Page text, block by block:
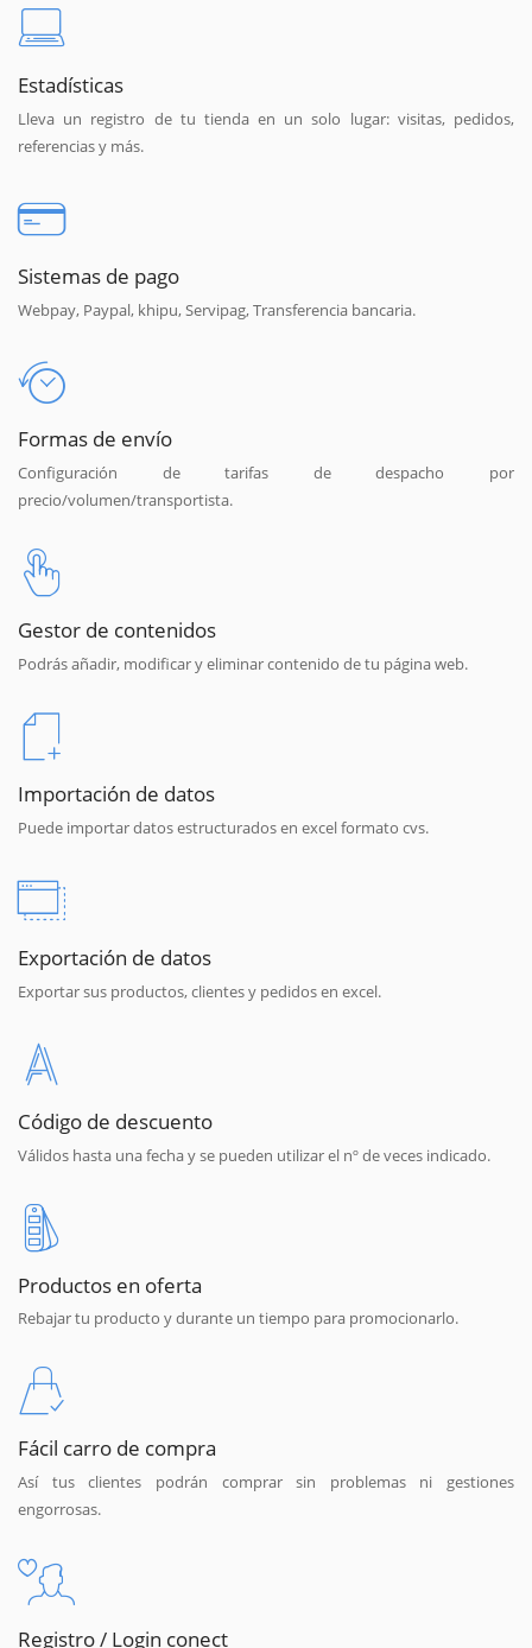
Estadísticas
Lleva un registro de tu tienda en un solo lugar: visitas, pedidos,
referencias y más.
Sistemas de pago
Webpay, Paypal, khipu, Servipag, Transferencia bancaria.
Formas de envío
Configuración de tarifas de despacho por
precio/volumen/transportista.
Gestor de contenidos
Podrás añadir, modificar y eliminar contenido de tu página web.
Importación de datos
Puede importar datos estructurados en excel formato cvs.
Exportación de datos
Exportar sus productos, clientes y pedidos en excel.
Código de descuento
Válidos hasta una fecha y se pueden utilizar el nº de veces indicado.
Productos en oferta
Rebajar tu producto y durante un tiempo para promocionarlo.
Fácil carro de compra
Así tus clientes podrán comprar sin problemas ni gestiones
engorrosas.
Registro / Login conect